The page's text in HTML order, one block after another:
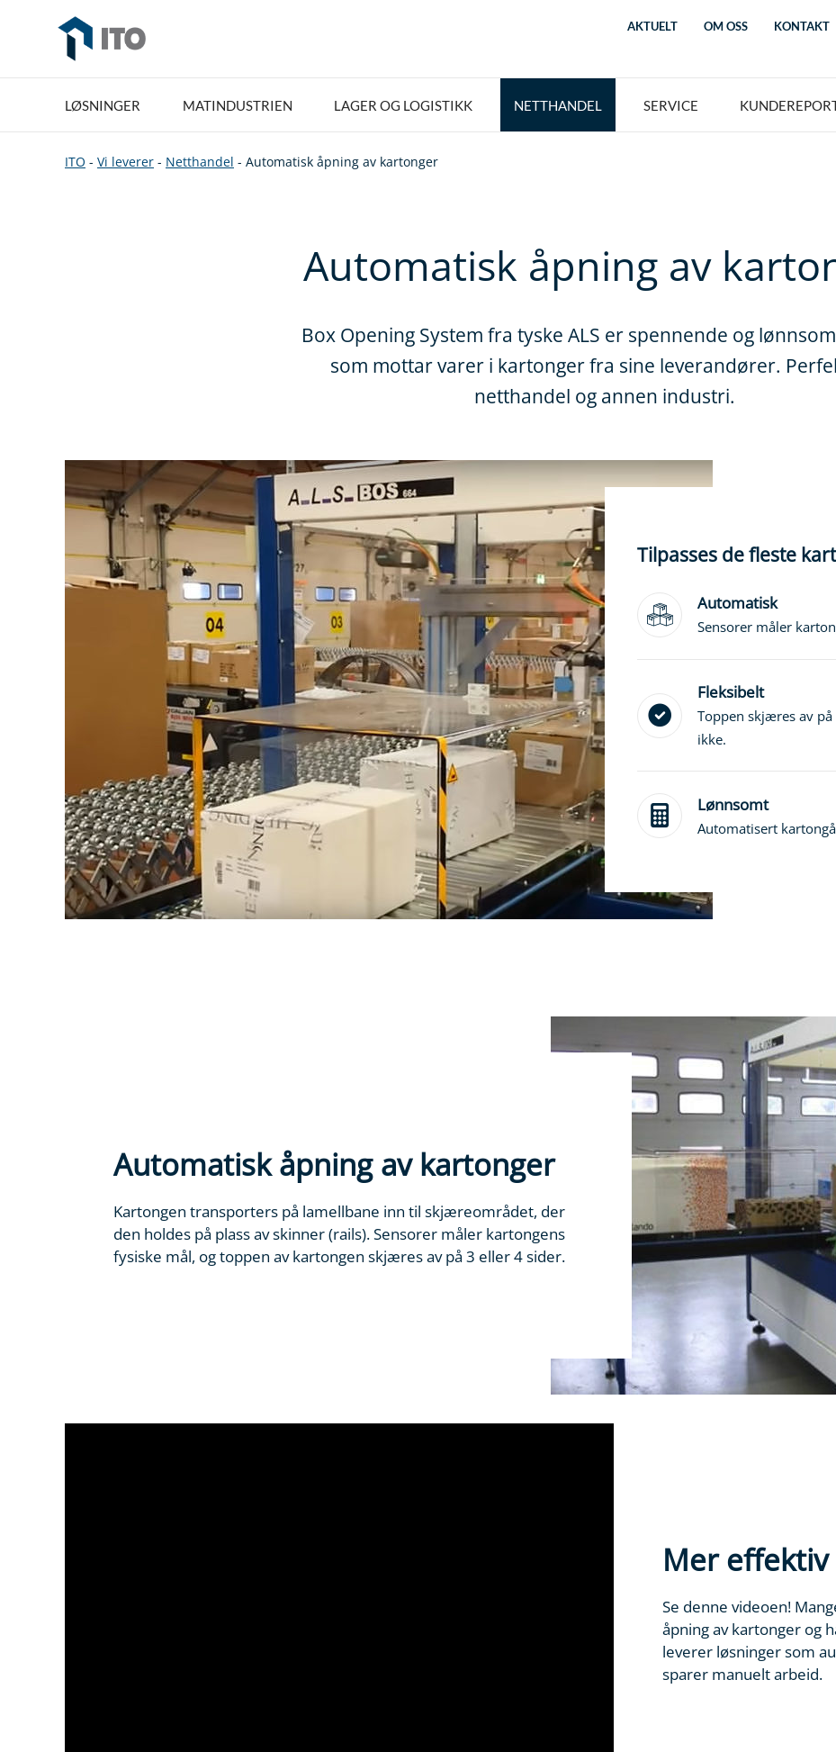
AKTUELT OM OSS KONTAKT
LØSNINGER MATINDUSTRIEN LAGER OG LOGISTIKK NETTHANDEL SERVICE
ITO - Vi leverer - Netthandel - Automatisk åpning av kartonger
Automatisk åpning av
Box Opening System fra tyske ALS er spennende og
som mottar varer i kartonger fra sine leverandører.
netthandel og annen industri.
Tilpasses de fleste
Automatisk
Sensorer måler
Fleksibelt
Toppen skjæres av
ikke.
Lønnsomt
Automatisert
Automatisk åpning av kartonger
Kartongen transporters på lamellbane inn til skjæreområdet, der
den holdes på plass av skinner (rails). Sensorer måler kartongens
fysiske mål, og toppen av kartongen skjæres av på 3 eller 4 sider.
Mer
Se denne videoen!
åpning av kartonger og
leverer løsninger som
sparer manuelt arbeid.